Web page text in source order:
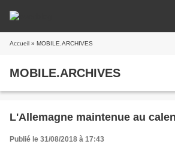
Accueil » MOBILE.ARCHIVES
MOBILE.ARCHIVES
L'Allemagne maintenue au
Publié le 31/08/2018 à 17:43